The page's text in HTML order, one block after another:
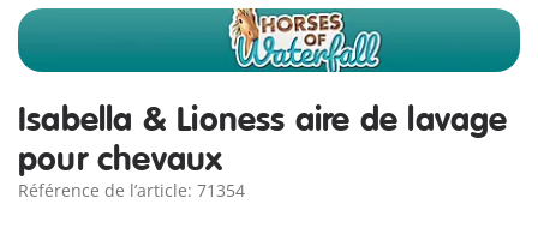
Isabella & Lioness aire de lavage
pour chevaux
Référence de l’article: 71354